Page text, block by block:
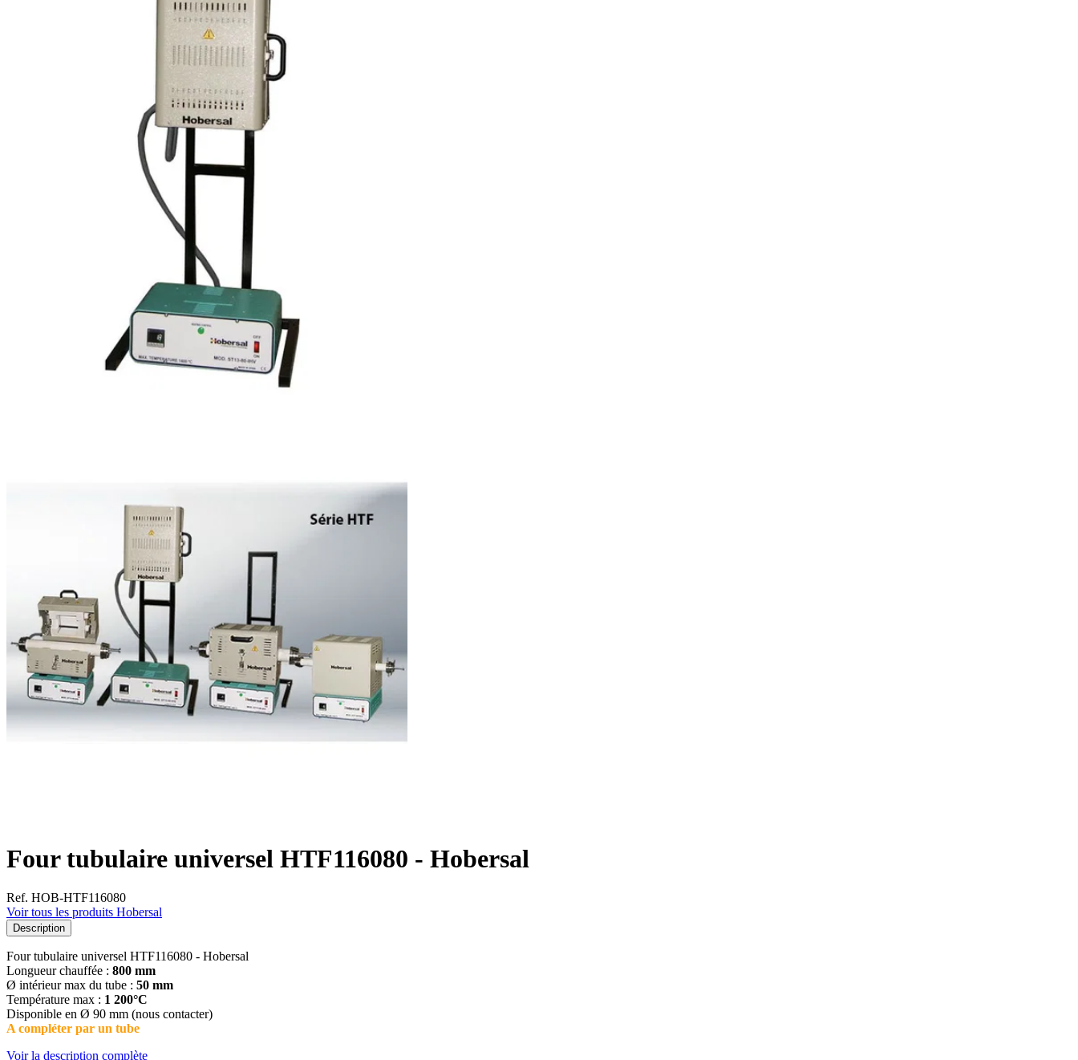
Four tubulaire universel HTF116080 - Hobersal
Ref. HOB-HTF116080
Voir tous les produits Hobersal
Description
Four tubulaire universel HTF116080 - Hobersal
Longueur chauffée : 800 mm
Ø intérieur max du tube : 50 mm
Température max : 1 200°C
Disponible en Ø 90 mm (nous contacter)
A compléter par un tube
Voir la description complète